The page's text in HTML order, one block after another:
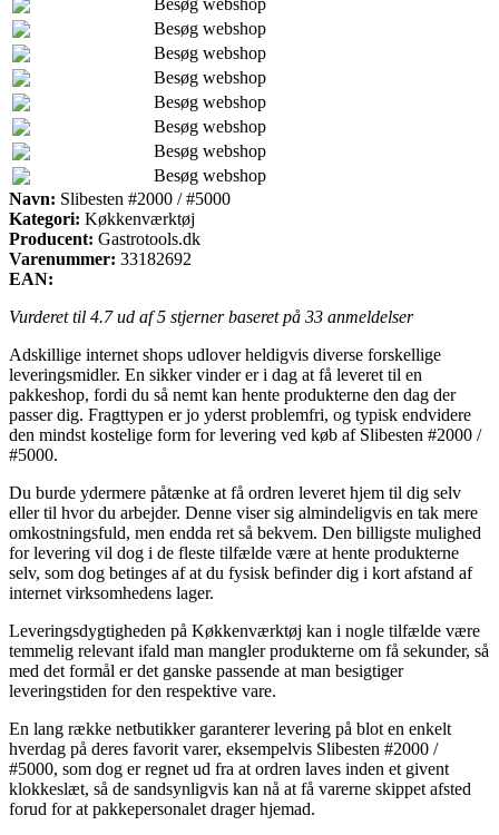
Besøg webshop
Besøg webshop
Besøg webshop
Besøg webshop
Besøg webshop
Besøg webshop
Besøg webshop
Navn: Slibesten #2000 / #5000
Kategori: Køkkenværktøj
Producent: Gastrotools.dk
Varenummer: 33182692
EAN:
Vurderet til 4.7ud af 5 stjerner baseret på 33 anmeldelser
Adskillige internet shops udlover heldigvis diverse forskellige
leveringsmidler. En sikker vinder er i dag at få leveret til en
pakkeshop, fordi du så nemt kan hente produkterne den dag der
passer dig. Fragttypen er jo yderst problemfri, og typisk endvidere
den mindst kostelige form for levering ved køb af Slibesten #2000 /
#5000.
Du burde ydermere påtænke at få ordren leveret hjem til dig selv
eller til hvor du arbejder. Denne viser sig almindeligvis en tak mere
omkostningsfuld, men endda ret så bekvem. Den billigste mulighed
for levering vil dog i de fleste tilfælde være at hente produkterne
selv, som dog betinges af at du fysisk befinder dig i kort afstand af
internet virksomhedens lager.
Leveringsdygtigheden på Køkkenværktøj kan i nogle tilfælde være
temmelig relevant ifald man mangler produkterne om få sekunder, så
med det formål er det ganske passende at man besigtiger
leveringstiden for den respektive vare.
En lang række netbutikker garanterer levering på blot en enkelt
hverdag på deres favorit varer, eksempelvis Slibesten #2000 /
#5000, som dog er regnet ud fra at ordren laves inden et givent
klokkeslæt, så de sandsynligvis kan nå at få varerne skippet afsted
forud for at pakkepersonalet drager hjemad.